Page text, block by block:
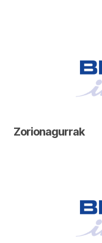
Zorionagurrak